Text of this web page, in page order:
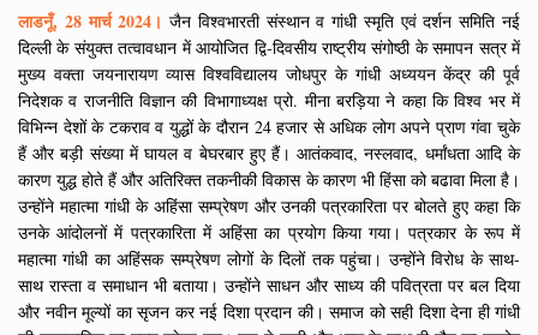
लाडनूँ, 28 मार्च 2024। जैन विश्वभारती संस्थान व गांधी स्मृति एवं दर्शन समिति नई
दिल्ली के संयुक्त तत्वावधान में आयोजित द्वि-दिवसीय राष्ट्रीय संगोष्ठी के समापन सत्र में
मुख्य वक्ता जयनारायण व्यास विश्वविद्यालय जोधपुर के गांधी अध्ययन केंद्र की पूर्व
निदेशक व राजनीति विज्ञान की विभागाध्यक्ष प्रो. मीना बरड़िया ने कहा कि विश्व भर में
विभिन्न देशों के टकराव व युद्धों के दौरान 24 हजार से अधिक लोग अपने प्राण गंवा चुके
हैं और बड़ी संख्या में घायल व बेघरबार हुए हैं। आतंकवाद, नस्लवाद, धर्मांधता आदि के
कारण युद्ध होते हैं और अतिरिक्त तकनीकी विकास के कारण भी हिंसा को बढावा मिला है।
उन्होंने महात्मा गांधी के अहिंसा सम्प्रेषण और उनकी पत्रकारिता पर बोलते हुए कहा कि
उनके आंदोलनों में पत्रकारिता में अहिंसा का प्रयोग किया गया। पत्रकार के रूप में
महात्मा गांधी का अहिंसक सम्प्रेषण लोगों के दिलों तक पहुंचा। उन्होंने विरोध के साथ-
साथ रास्ता व समाधान भी बताया। उन्होंने साधन और साध्य की पवित्रता पर बल दिया
और नवीन मूल्यों का सृजन कर नई दिशा प्रदान की। समाज को सही दिशा देना ही गांधी